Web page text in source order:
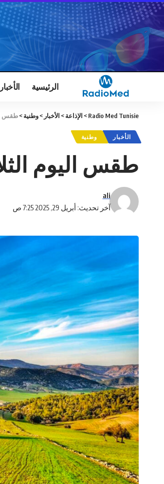
الرئيسية الأخبار
Radio Med Tunisie
> الإذاعة> الأخبار >وطنية>طقس
الأخبار وطنية
طقس اليوم الثلاثاء 29
آخر تحديث: أبريل 29, 2025 7:25 ص
ali